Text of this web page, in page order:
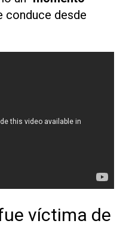
conduce desde
víctima de